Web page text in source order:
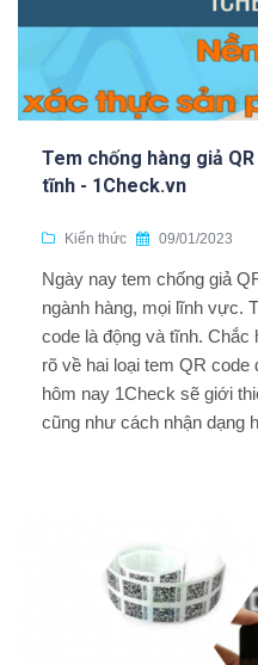
Tem chống hàng giả
tĩnh - 1Check.vn
Kiến thức 09/01/2023
Ngày nay tem chống giả
ngành hàng, mọi lĩnh vực.
code là động và tĩnh. Chắc
rõ về hai loại tem QR
hôm nay 1Check sẽ giới
cũng như cách nhận dạng